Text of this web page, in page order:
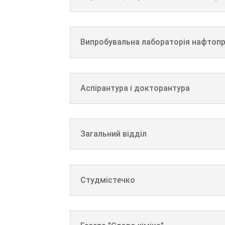
Випробувальна лабораторія
Аспірантура і докторантура
Загальний відділ
Студмістечко